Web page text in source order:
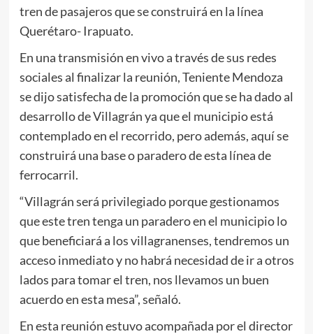
tren de pasajeros que se construirá en la línea
Querétaro- Irapuato.
En una transmisión en vivo a través de sus redes
sociales al finalizar la reunión, Teniente Mendoza
se dijo satisfecha de la promoción que se ha dado al
desarrollo de Villagrán ya que el municipio está
contemplado en el recorrido, pero además, aquí se
construirá una base o paradero de esta línea de
ferrocarril.
“Villagrán será privilegiado porque gestionamos
que este tren tenga un paradero en el municipio lo
que beneficiará a los villagranenses, tendremos un
acceso inmediato y no habrá necesidad de ir a otros
lados para tomar el tren, nos llevamos un buen
acuerdo en esta mesa”, señaló.
En esta reunión estuvo acompañada por el director